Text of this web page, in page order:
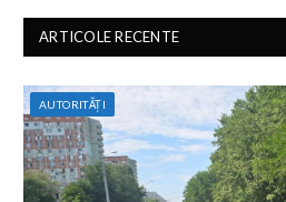
ARTICOLE RECENTE
AUTORITĂȚI